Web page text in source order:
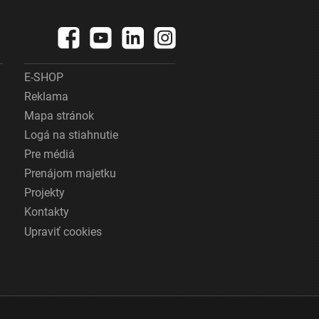
E-SHOP
Reklama
Mapa stránok
Logá na stiahnutie
Pre médiá
Prenájom majetku
Projekty
Kontakty
Upraviť cookies